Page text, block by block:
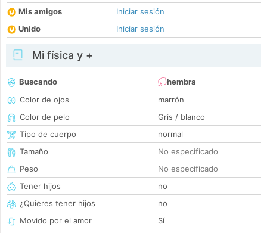
Mis amigos
Iniciar sesión
Unido
Iniciar sesión
Mi física y +
Buscando
hembra
Color de ojos
marrón
Color de pelo
Gris / blanco
Tipo de cuerpo
normal
Tamaño
No especificado
Peso
No especificado
Tener hijos
no
¿Quieres tener hijos
no
Movido por el amor
Sí